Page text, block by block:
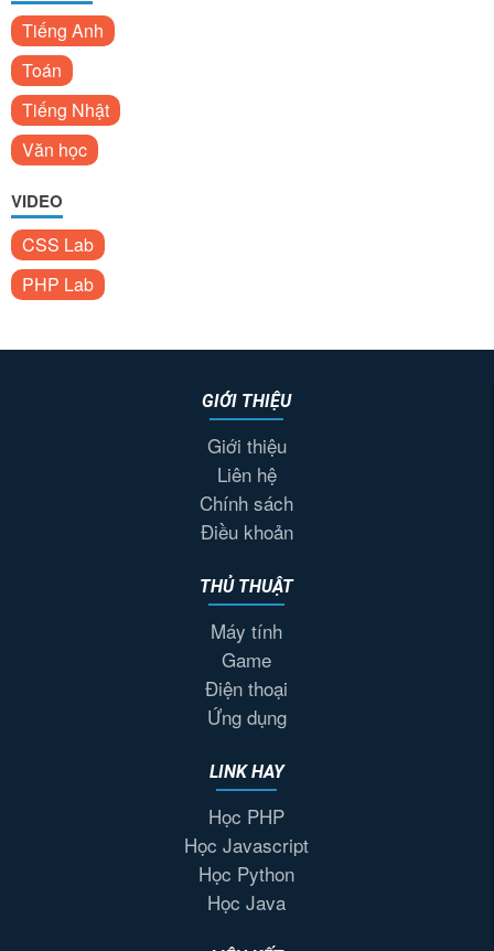
Tiếng Anh
Toán
Tiếng Nhật
Văn học
VIDEO
CSS Lab
PHP Lab
GIỚI THIỆU
Giới thiệu
Liên hệ
Chính sách
Điều khoản
THỦ THUẬT
Máy tính
Game
Điện thoại
Ứng dụng
LINK HAY
Học PHP
Học Javascript
Học Python
Học Java